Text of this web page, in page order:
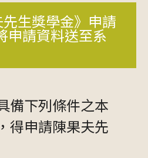
生獎學金》申請
申請資料送至系
備下列條件之本
得申請陳果夫先